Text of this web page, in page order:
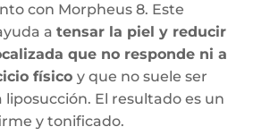
con Morpheus 8. Este
a tensar la piel y reducir
que no responde ni a
físico y que no suele ser
El resultado es un
y tonificado.